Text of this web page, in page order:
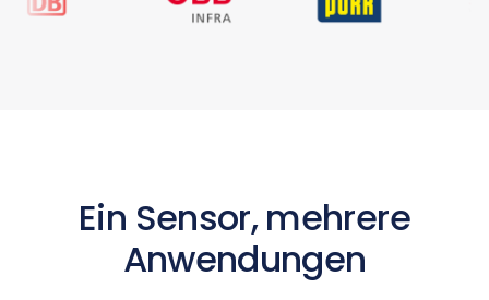
Ein Sensor, mehrere
Anwendungen